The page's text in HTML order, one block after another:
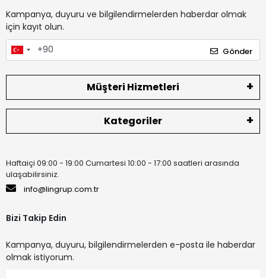
Kampanya, duyuru ve bilgilendirmelerden haberdar olmak
için kayıt olun.
Gönder
Müşteri Hizmetleri
Kategoriler
Haftaiçi 09:00 - 19:00 Cumartesi 10:00 - 17:00 saatleri arasında
ulaşabilirsiniz.
info@lingrup.com.tr
Bizi Takip Edin
Kampanya, duyuru, bilgilendirmelerden e-posta ile haberdar
olmak istiyorum.